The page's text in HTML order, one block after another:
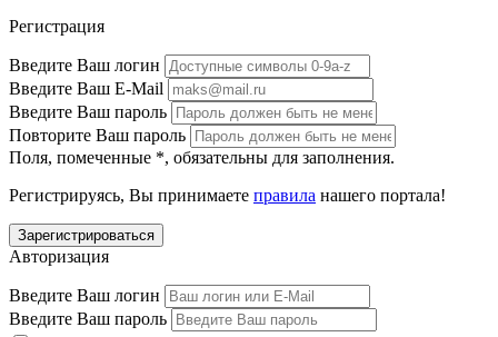
Регистрация
Введите Ваш логин
Введите Ваш E-Mail
Введите Ваш пароль
Повторите Ваш пароль
Поля, помеченные *, обязательны для заполнения.
Регистрируясь, Вы принимаете правила нашего портала!
Авторизация
Введите Ваш логин
Введите Ваш пароль